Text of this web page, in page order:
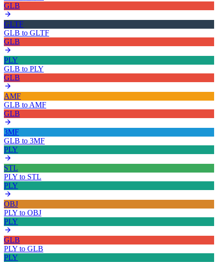
GLB
GLTF
GLB to GLTF
GLB
PLY
GLB to PLY
GLB
AMF
GLB to AMF
GLB
3MF
GLB to 3MF
PLY
STL
PLY to STL
PLY
OBJ
PLY to OBJ
PLY
GLB
PLY to GLB
PLY